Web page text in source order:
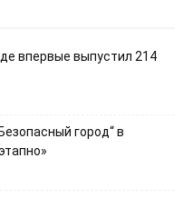
впервые выпустил 214
город“ в